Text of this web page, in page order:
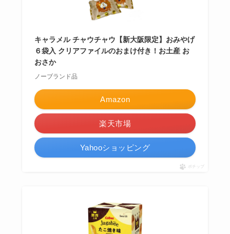
キャラメル チャウチャウ【新大阪限定】おみやげ
６袋入 クリアファイルのおまけ付き！お土産 お
おさか
ノーブランド品
Amazon
楽天市場
Yahooショッピング
ポチップ